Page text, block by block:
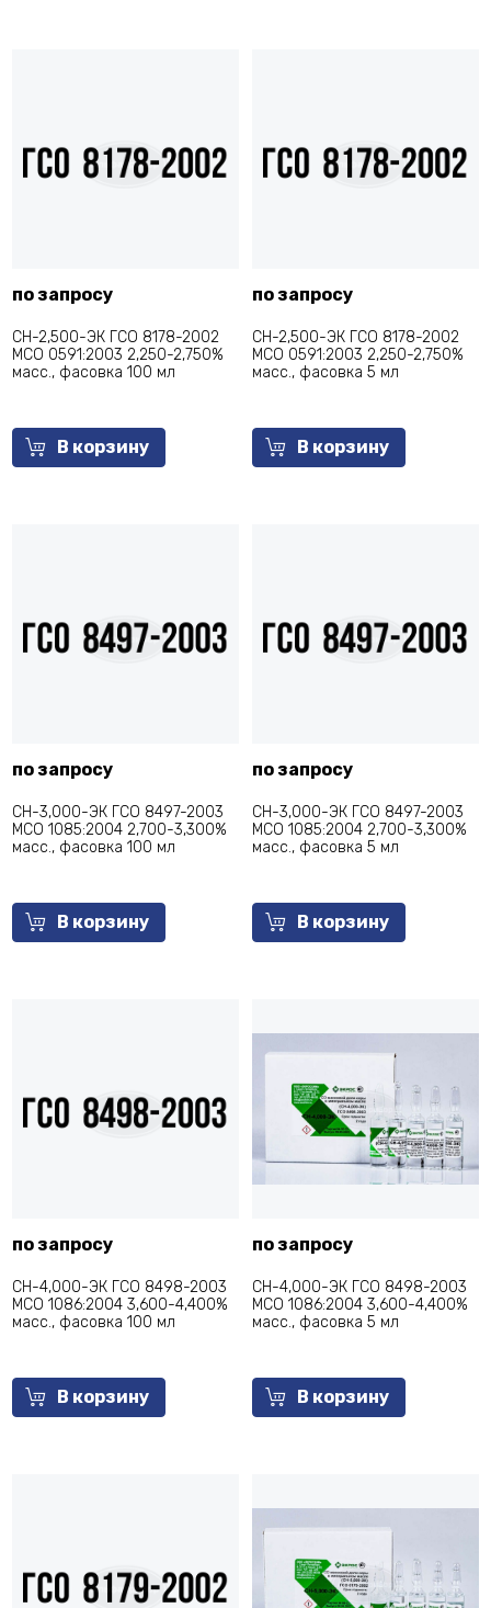
по запросу
СН-2,500-ЭК ГСО 8178-2002
МСО 0591:2003 2,250-2,750%
масс., фасовка 100 мл
В корзину
по запросу
СН-2,500-ЭК ГСО 8178-2002
МСО 0591:2003 2,250-2,750%
масс., фасовка 5 мл
В корзину
по запросу
СН-3,000-ЭК ГСО 8497-2003
МСО 1085:2004 2,700-3,300%
масс., фасовка 100 мл
В корзину
по запросу
СН-3,000-ЭК ГСО 8497-2003
МСО 1085:2004 2,700-3,300%
масс., фасовка 5 мл
В корзину
по запросу
СН-4,000-ЭК ГСО 8498-2003
МСО 1086:2004 3,600-4,400%
масс., фасовка 100 мл
В корзину
по запросу
СН-4,000-ЭК ГСО 8498-2003
МСО 1086:2004 3,600-4,400%
масс., фасовка 5 мл
В корзину